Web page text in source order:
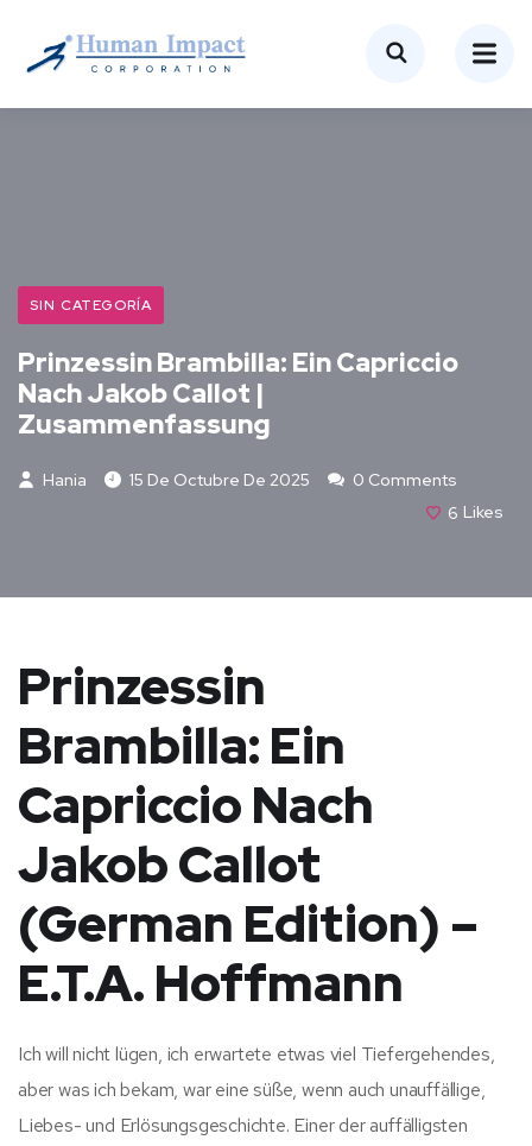
SIN CATEGORÍA
Prinzessin Brambilla: Ein Capriccio
Nach Jakob Callot |
Zusammenfassung
Hania 15 De Octubre De 2025
0 Comments
6 Likes
Prinzessin
Brambilla: Ein
Capriccio Nach
Jakob Callot
(German Edition) –
E.T.A. Hoffmann
Ich will nicht lügen, ich erwartete etwas viel Tiefergehendes,
aber was ich bekam, war eine süße, wenn auch unauffällige,
Liebes- und Erlösungsgeschichte. Einer der auffälligsten